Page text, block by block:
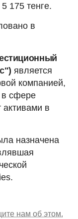
175 тенге.
в
является
компанией,
в сфере
активами в
назначена
нам об этом.